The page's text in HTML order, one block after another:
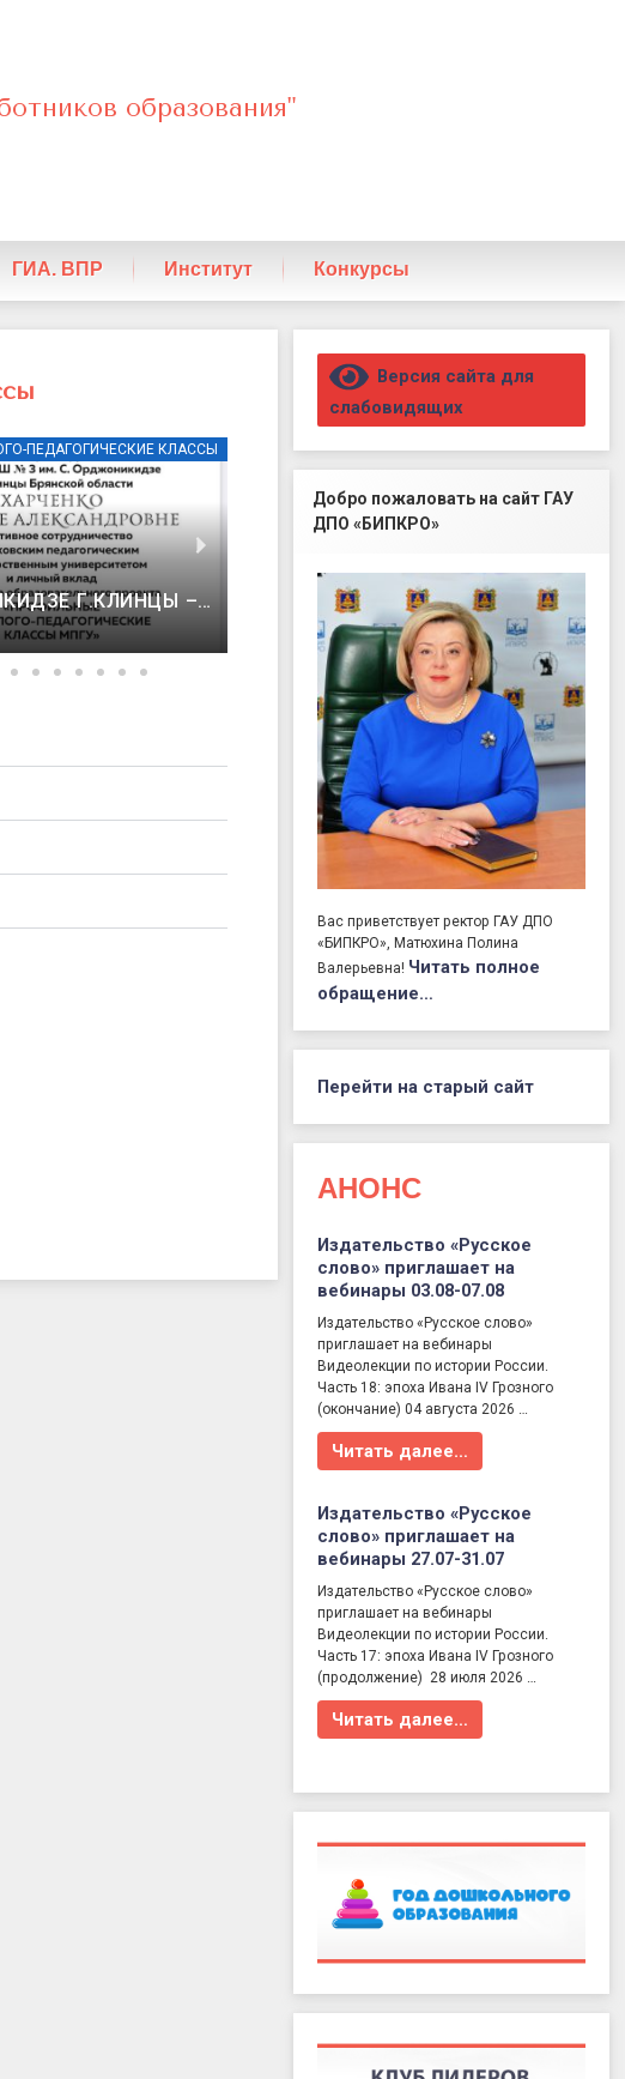
образования"
ГИА. ВПР Институт Конкурсы
ПЕДАГОГИЧЕСКИЕ КЛАССЫ
Г.КЛИНЦЫ –
БРЯНСКОЙ
416 ПСИХОЛОГО-ПЕДАГОГИЧЕСКИЕ
ВОТ И ЗАВЕРШИЛСЯ МАРАФОН
МЕРОПРИЯТИЙ ПРОФИЛЬНЫХ
ПСИХОЛОГО-ПЕДАГОГИЧЕСКИХ
КЛАССОВ (ГРУПП) В БРЯНСКОЙ
ОБЛАСТИ
02.12.2024
Правый сайдбар
Версия сайта для
слабовидящих
Добро пожаловать на сайт ГАУ
ДПО «БИПКРО»
Вас приветствует ректор ГАУ ДПО
«БИПКРО», Матюхина Полина
Валерьевна! Читать полное
обращение…
Перейти на старый сайт
АНОНС
Издательство «Русское
слово» приглашает на
вебинары 03.08-07.08
Издательство «Русское слово»
приглашает на вебинары
Видеолекции по истории России.
Часть 18: эпоха Ивана IV Грозного
(окончание) 04 августа 2026 …
Читать далее…
Издательство «Русское
слово» приглашает на
вебинары 27.07-31.07
Издательство «Русское слово»
приглашает на вебинары
Видеолекции по истории России.
Часть 17: эпоха Ивана IV Грозного
(продолжение) 28 июля 2026 …
Читать далее…